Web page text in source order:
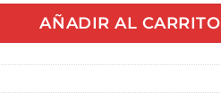
AÑADIR AL CARRITO